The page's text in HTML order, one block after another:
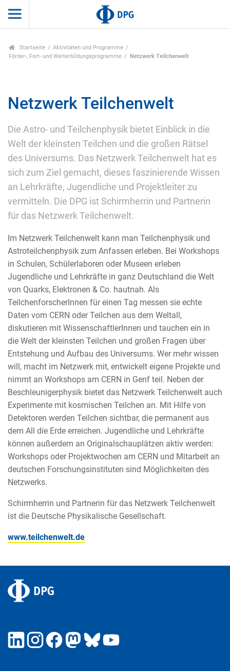
Startseite
Aktivitäten und Programme
Förder-, Fort- und Weiterbildungsprogramme
Netzwerk Teilchenwelt
Netzwerk Teilchenwelt
Die Astro- und Teilchenphysik bietet Einblick in die
Welt der kleinsten Teilchen und die großen Rätsel
des Universums. Das Netzwerk Teilchenwelt hat es
sich zum Ziel gemacht, dieses faszinierende Wissen
an Lehrkräfte, Jugendliche und Projektleiter zu
vermitteln. Die DPG ist Schirmherrin und Partnerin
für das Netzwerk Teilchenwelt.
Im Netzwerk Teilchenwelt kann man Teilchenphysik und
Astroteilchenphysik zum Anfassen erleben. Bei Workshops
in Schulen, Schülerlaboren oder Museen erleben
Jugendliche und Lehrkräfte in ganz Deutschland die Welt
von Quarks, Elektronen & Co. hautnah. Als
TeilchenforscherInnen für einen Tag messen sie echte
Daten vom CERN oder Teilchen aus dem Weltall,
diskutieren mit WissenschaftlerInnen und tauchen ein in
die Welt der kleinsten Teilchen und großen Fragen über
Entstehung und Aufbau des Universums. Wer mehr wissen
will, macht im Netzwerk mit, entwickelt eigene Projekte und
nimmt an Workshops am CERN in Genf teil. Neben der
Beschleunigerphysik bietet das Netzwerk Teilchenwelt auch
Experimente mit kosmischen Teilchen an. Mit Hilfe von
Detektoren werden Teilchen sichtbar, die permanent aus
dem All die Erde erreichen. Jugendliche und Lehrkräfte
können außerdem an Originalschauplätzen aktiv werden:
Workshops oder Projektwochen am CERN und Mitarbeit an
deutschen Forschungsinstituten sind Möglichkeiten des
Netzwerks.
Schirmherrin und Partnerin für das Netzwerk Teilchenwelt
ist die Deutsche Physikalische Gesellschaft.
www.teilchenwelt.de